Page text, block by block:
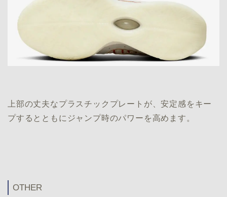
上部の丈夫なプラスチックプレートが、安定感をキー
プするとともにジャンプ時のパワーを高めます。
OTHER